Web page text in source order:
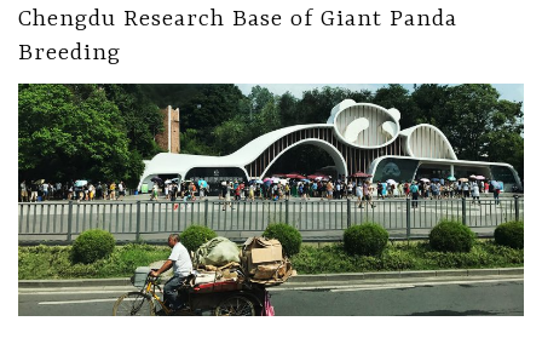
Chengdu Research Base of Giant Panda
Breeding